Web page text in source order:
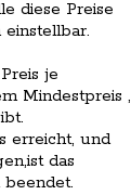
diese Preise
je
Mindestpreis ,
erreicht, und
das